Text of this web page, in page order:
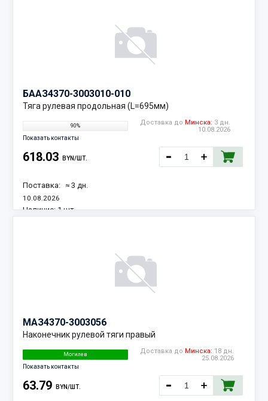
БААЗ4370-3003010-010
Тяга рулевая продольная (L=695мм)
90%
Показать контакты
Доставка до Минска: 3 дн.
10.08.2026
618.03 BYN/ШТ.
Поставка: ≈ 3 дн.
10.08.2026
Наличие: 1 шт.
МАЗ4370-3003056
Наконечник рулевой тяги правый
Могилев
Показать контакты
Доставка до Минска: 18 дн.
25.08.2026
63.79 BYN/ШТ.